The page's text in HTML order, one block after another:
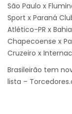
São Paulo x
Sport x Paraná
Atlético-PR x Bahia
Chapecoense x
Cruzeiro x
Brasileirão tem
lista –